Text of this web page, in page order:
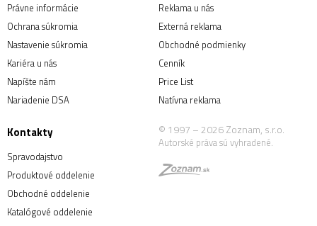
Právne informácie
Ochrana súkromia
Nastavenie súkromia
Kariéra u nás
Napíšte nám
Nariadenie DSA
Reklama u nás
Externá reklama
Obchodné podmienky
Cenník
Price List
Natívna reklama
Kontakty
Spravodajstvo
Produktové oddelenie
Obchodné oddelenie
Katalógové oddelenie
© 1997 – 2026 Zoznam, s.r.o.
Autorské práva sú vyhradené.